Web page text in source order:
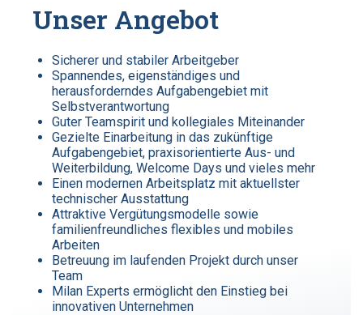
Unser Angebot
Sicherer und stabiler Arbeitgeber
Spannendes, eigenständiges und
herausforderndes Aufgabengebiet mit
Selbstverantwortung
Guter Teamspirit und kollegiales Miteinander
Gezielte Einarbeitung in das zukünftige
Aufgabengebiet, praxisorientierte Aus- und
Weiterbildung, Welcome Days und vieles mehr
Einen modernen Arbeitsplatz mit aktuellster
technischer Ausstattung
Attraktive Vergütungsmodelle sowie
familienfreundliches flexibles und mobiles
Arbeiten
Betreuung im laufenden Projekt durch unser
Team
Milan Experts ermöglicht den Einstieg bei
innovativen Unternehmen